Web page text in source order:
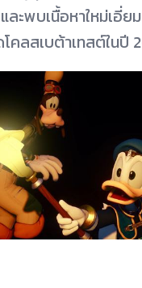
ละพบเนื้อหาใหม่เอี่ย
โคลสเบต้าเทสต์ในปี